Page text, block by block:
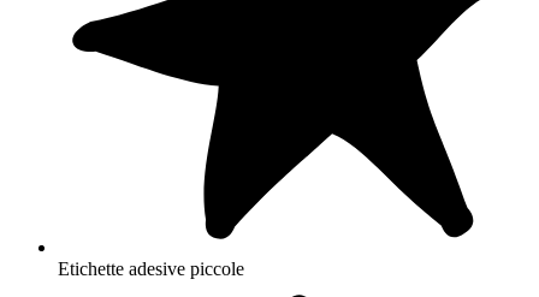
Etichette adesive piccole